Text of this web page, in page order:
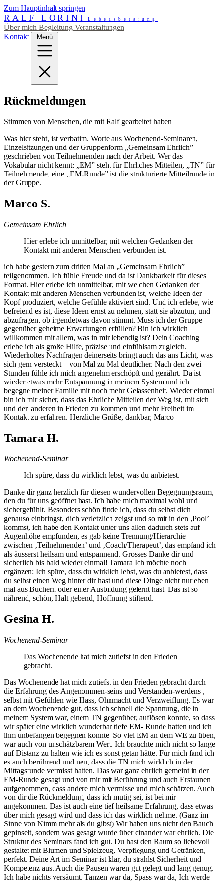
Zum Hauptinhalt springen
RALF LORINILebensberatung
Über mich Begleitung Veranstaltungen
Kontakt
Menü
Rückmeldungen
Stimmen von Menschen, die mit Ralf gearbeitet haben
Was hier steht, ist verbatim. Worte aus Wochenend-Seminaren,
Einzelsitzungen und der Gruppenform „Gemeinsam Ehrlich” —
geschrieben von Teilnehmenden nach der Arbeit. Wer das
Vokabular nicht kennt: „EM” steht für Ehrliches Mitteilen, „TN” für
Teilnehmende, eine „EM-Runde” ist die strukturierte Mitteilrunde in
der Gruppe.
Marco S.
Gemeinsam Ehrlich
Hier erlebe ich unmittelbar, mit welchen Gedanken der
Kontakt mit anderen Menschen verbunden ist.
ich habe gestern zum dritten Mal an „Gemeinsam Ehrlich”
teilgenommen. Ich fühle Freude und da ist Dankbarkeit für dieses
Format. Hier erlebe ich unmittelbar, mit welchen Gedanken der
Kontakt mit anderen Menschen verbunden ist, welche Ideen der
Kopf produziert, welche Gefühle aktiviert sind. Und ich erlebe, wie
befreiend es ist, diese Ideen ernst zu nehmen, statt sie abzutun, und
abzufragen, ob irgendetwas davon stimmt. Muss ich der Gruppe
gegenüber geheime Erwartungen erfüllen? Bin ich wirklich
willkommen mit allem, was in mir lebendig ist? Dein Coaching
erlebe ich als große Hilfe, präzise und einfühlsam zugleich.
Wiederholtes Nachfragen deinerseits bringt auch das ans Licht, was
sich gern versteckt – von Mal zu Mal deutlicher. Nach den zwei
Stunden fühle ich mich angenehm erschöpft und genährt. Da ist
wieder etwas mehr Entspannung in meinem System und ich
begegne meiner Familie mit noch mehr Gelassenheit. Wieder einmal
bin ich mir sicher, dass das Ehrliche Mitteilen der Weg ist, mit sich
und den anderen in Frieden zu kommen und mehr Freiheit im
Kontakt zu erfahren. Herzliche Grüße, dankbar, Marco
Tamara H.
Wochenend-Seminar
Ich spüre, dass du wirklich lebst, was du anbietest.
Danke dir ganz herzlich für diesen wundervollen Begegnungsraum,
den du für uns geöffnet hast. Ich habe mich maximal wohl und
sichergefühlt. Besonders schön finde ich, dass du selbst dich
genauso einbringst, dich verletzlich zeigst und so mit in den ‚Pool’
kommst, ich habe den Kontakt unter uns allen dadurch stets auf
Augenhöhe empfunden, es gab keine Trennung/Hierarchie
zwischen ‚Teilnehmenden’ und ‚Coach/Therapeut’, das empfand ich
als äusserst heilsam und entspannend. Grosses Danke dir und
sicherlich bis bald wieder einmal! Tamara Ich möchte noch
ergänzen: Ich spüre, dass du wirklich lebst, was du anbietest, dass
du selbst einen Weg hinter dir hast und diese Dinge nicht nur eben
mal aus Büchern oder einer Ausbildung gelernt hast. Das ist so
nährend, schön, Halt gebend, Hoffnung stiftend.
Gesina H.
Wochenend-Seminar
Das Wochenende hat mich zutiefst in den Frieden
gebracht.
Das Wochenende hat mich zutiefst in den Frieden gebracht durch
die Erfahrung des Angenommen-seins und Verstanden-werdens ,
selbst mit Gefühlen wie Hass, Ohnmacht und Verzweiflung. Es war
an dem Wochenende gut, dass ich schnell die Spannung, die in
meinem System war, einem TN gegenüber, auflösen konnte, so dass
wir später eine wirklich wunderbar tiefe EM- Runde hatten und ich
ihm unbefangen begegnen konnte. So viel EM an dem WE zu üben,
war auch von unschätzbarem Wert. Ich brauchte mich nicht so lange
auf Distanz zu halten wie ich es sonst getan hätte. Für mich fand ich
es auch berührend und neu, dass die TN mich wirklich in der
Mittagsrunde vermisst hatten. Das war ganz ehrlich gemeint in der
EM-Runde gesagt und von mir mit Berührung und auch Erstaunen
aufgenommen, dass andere mich vermisse und mich schätzen. Auch
von dir die Rückmeldung, dass ich mutig sei, ist bei mir
angekommen. Das ist auch eine tief heilsame Erfahrung, dass etwas
über mich gesagt wird und dass ich das wirklich nehme. (Ganz im
Sinne von Nimm mehr als du gibst) Wir haben uns nicht den Bauch
gepinselt, sondern was gesagt wurde über einander war ehrlich. Die
Struktur des Seminars fand ich gut. Du hast den Raum so liebevoll
gestaltet mit Blumen und Spielzeug, Verpflegung und Getränken,
perfekt. Deine Art im Seminar ist klar, du strahlst Sicherheit und
Kompetenz aus. Auch die Pausen waren gut gelegt und lang genug.
Ich habe nichts versäumt. Tanzen war da, Spass war da, Ich werde